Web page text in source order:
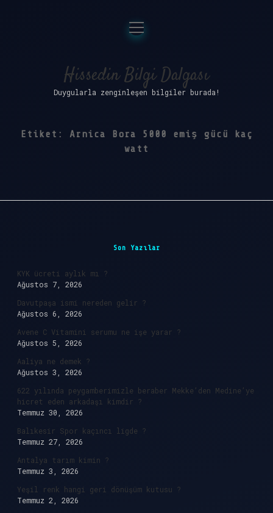
Anasayfa
Gizlilik Politikası
Yasal Uyarı
menüyü
aç
Hissedin Bilgi Dalgası
Duygularla zenginleşen bilgiler burada!
Etiket: Arnica Bora 5000 emiş gücü kaç
watt
Son Yazılar
KYK ücreti aylık mı ?
Ağustos 7, 2026
Davutpaşa ismi nereden gelir ?
Ağustos 6, 2026
Avene C Vitamini serumu ne işe yarar ?
Ağustos 5, 2026
Aaliya ne demek ?
Ağustos 3, 2026
622 yılında peygamberimizle beraber Mekke’den Medine’ye
hicret eden arkadaşı kimdir ?
Temmuz 30, 2026
Balıkesir Spor kaçıncı ligde ?
Temmuz 27, 2026
Antalya tarım kimin ?
Temmuz 3, 2026
Yeşil renk hangi geri dönüşüm kutusu ?
Temmuz 2, 2026